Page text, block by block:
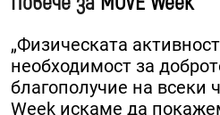
„Физическата
необходимост за
благополучие на всеки
Week искаме да